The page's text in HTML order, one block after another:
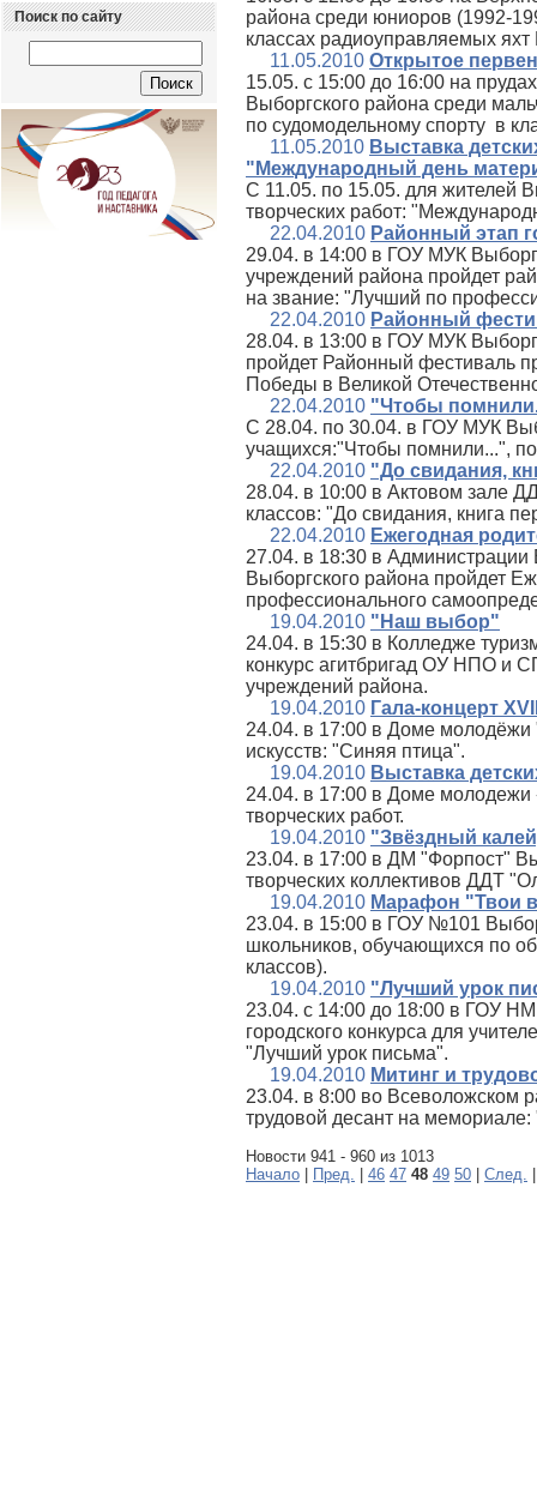
Поиск по сайту
района среди юниоров (1992-
классах радиоуправляемых
11.05.2010 Открытое
15.05. с 15:00 до 16:00 на
Выборгского района среди
по судомодельному спорту в
11.05.2010 Выставка
"Международный день
С 11.05. по 15.05. для жителей
творческих работ:
22.04.2010 Районный этап
29.04. в 14:00 в ГОУ МУК
учреждений района пройдет
на звание: "Лучший по
22.04.2010 Районный
28.04. в 13:00 в ГОУ МУК
пройдет Районный фестиваль
Победы в Великой
22.04.2010 "Чтобы
С 28.04. по 30.04. в ГОУ МУК
учащихся:"Чтобы помнили...",
22.04.2010 "До свидания,
28.04. в 10:00 в Актовом зале
классов: "До свидания, книга
22.04.2010 Ежегодная
27.04. в 18:30 в Администрации
Выборгского района пройдет
профессионального
19.04.2010 "Наш выбор"
24.04. в 15:30 в Колледже
конкурс агитбригад ОУ НПО и
учреждений района.
19.04.2010 Гала-концерт
24.04. в 17:00 в Доме молодёжи
искусств: "Синяя птица".
19.04.2010 Выставка
24.04. в 17:00 в Доме молодежи
творческих работ.
19.04.2010 "Звёздный
23.04. в 17:00 в ДМ "Форпост"
творческих коллективов ДДТ
19.04.2010 Марафон "Твои
23.04. в 15:00 в ГОУ №101
школьников, обучающихся по
классов).
19.04.2010 "Лучший урок
23.04. с 14:00 до 18:00 в ГОУ
городского конкурса для
"Лучший урок письма".
19.04.2010 Митинг и
23.04. в 8:00 во Всеволожском
трудовой десант на
Новости 941 - 960 из 1013
Начало
Пред. 46 47 48 49 50 След.